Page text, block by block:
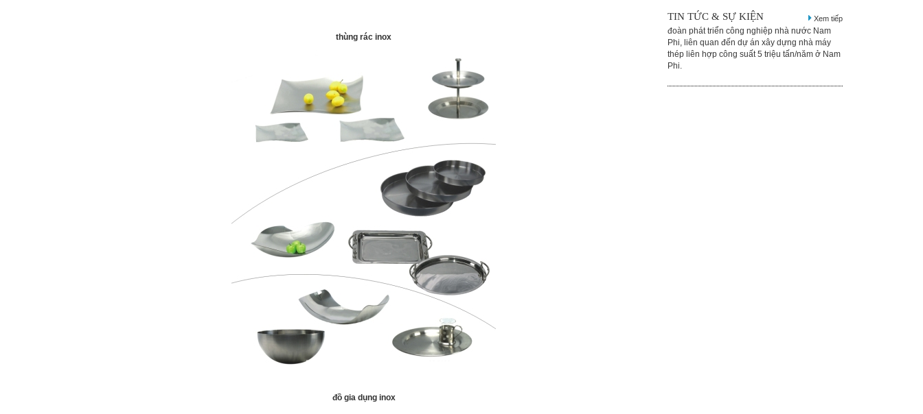
thùng rác inox
đồ gia dụng inox
TIN TỨC & SỰ KIỆN Xem tiếp
Inox Việt Phát - Thị trường thép thế giới ngày
Inox Việt Phát - Trung Quốc xuất khẩu 7,76
triệu tấn thép thành phẩm trong tháng 8/2014,